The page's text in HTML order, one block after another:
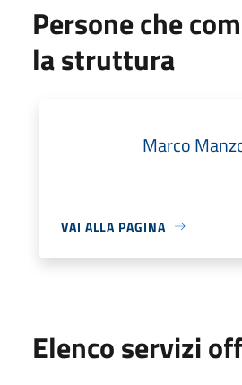
Persone che
la struttura
Marco
VAI ALLA PAGINA
Elenco servizi